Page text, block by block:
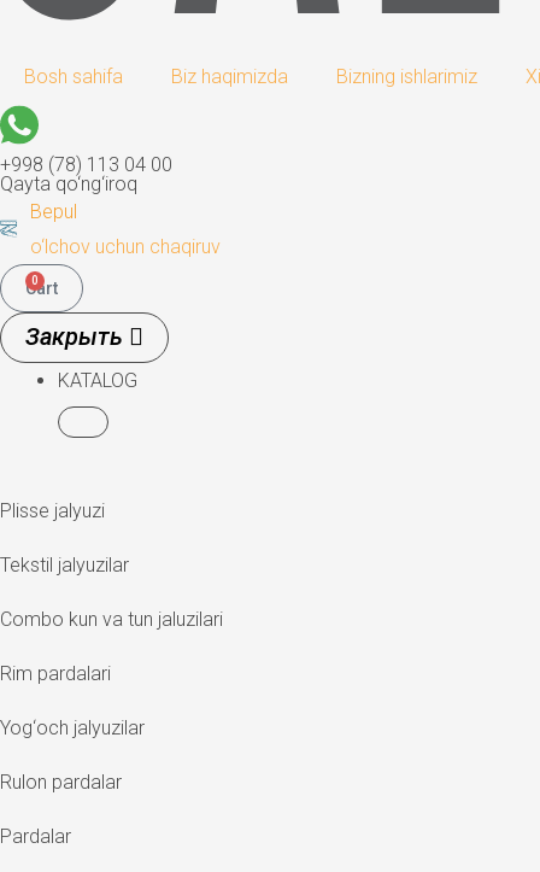
Bosh sahifa Biz haqimizda Bizning ishlarimiz
+998 (78) 113 04 00
Qayta qo‘ng‘iroq
Bepul
o‘lchov uchun chaqiruv
0
Cart
KATALOG
Plisse jalyuzi
Tekstil jalyuzilar
Combo kun va tun jaluzilari
Rim pardalari
Yog‘och jalyuzilar
Rulon pardalar
Pardalar